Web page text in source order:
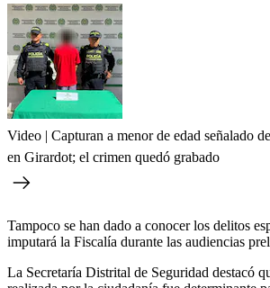
Video | Capturan a menor de edad señalado
en Girardot; el crimen quedó grabado
Tampoco se han dado a conocer los delitos
imputará la Fiscalía durante las audiencias
La Secretaría Distrital de Seguridad destacó